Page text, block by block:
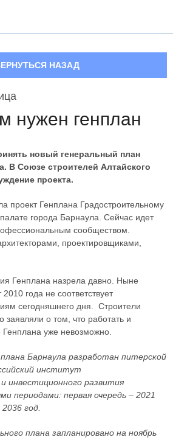
НАЗАД
нужен генплан
новый генеральный план
В Союзе строителей Алтайского
проекта.
проект Генплана Градостроительному
города Барнаула. Сейчас идет
сообществом.
проектировщиками,
Генплана назрела давно. Ныне
года не соответствует
сегодняшнего дня. Строители
заявляли о том, что работать и
Генплана уже невозможно.
Барнаула разработан питерской
институт
инвестиционного развития
периодами: первая очередь – 2021
год.
плана запланировано на ноябрь